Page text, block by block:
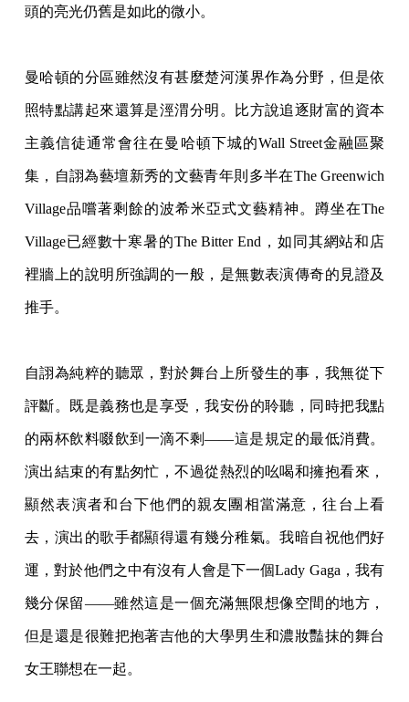
頭的亮光仍舊是如此的微小。
曼哈頓的分區雖然沒有甚麼楚河漢界作為分野，但是依
照特點講起來還算是涇渭分明。比方說追逐財富的資本
主義信徒通常會往在曼哈頓下城的Wall Street金融區聚
集，自詡為藝壇新秀的文藝青年則多半在The Greenwich
Village品嚐著剩餘的波希米亞式文藝精神。蹲坐在The
Village已經數十寒暑的The Bitter End，如同其網站和店
裡牆上的說明所強調的一般，是無數表演傳奇的見證及
推手。
自詡為純粹的聽眾，對於舞台上所發生的事，我無從下
評斷。既是義務也是享受，我安份的聆聽，同時把我點
的兩杯飲料啜飲到一滴不剩——這是規定的最低消費。
演出結束的有點匆忙，不過從熱烈的吆喝和擁抱看來，
顯然表演者和台下他們的親友團相當滿意，往台上看
去，演出的歌手都顯得還有幾分稚氣。我暗自祝他們好
運，對於他們之中有沒有人會是下一個Lady Gaga，我有
幾分保留——雖然這是一個充滿無限想像空間的地方，
但是還是很難把抱著吉他的大學男生和濃妝豔抹的舞台
女王聯想在一起。